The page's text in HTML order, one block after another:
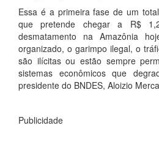
Essa é a primeira fase de um
que pretende chegar a R$
desmatamento na Amazônia
organizado, o garimpo ilegal, o
são ilícitas ou estão sempre
sistemas econômicos que
presidente do BNDES, Aloizio
Publicidade